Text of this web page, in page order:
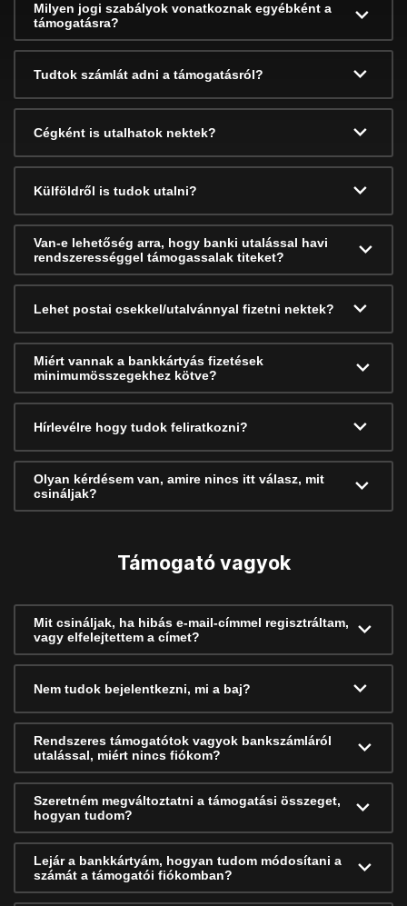
Milyen jogi szabályok vonatkoznak egyébként a
támogatásra?
Tudtok számlát adni a támogatásról?
Cégként is utalhatok nektek?
Külföldről is tudok utalni?
Van-e lehetőség arra, hogy banki utalással havi
rendszerességgel támogassalak titeket?
Lehet postai csekkel/utalvánnyal fizetni nektek?
Miért vannak a bankkártyás fizetések
minimumösszegekhez kötve?
Hírlevélre hogy tudok feliratkozni?
Olyan kérdésem van, amire nincs itt válasz, mit
csináljak?
Támogató vagyok
Mit csináljak, ha hibás e-mail-címmel regisztráltam,
vagy elfelejtettem a címet?
Nem tudok bejelentkezni, mi a baj?
Rendszeres támogatótok vagyok bankszámláról
utalással, miért nincs fiókom?
Szeretném megváltoztatni a támogatási összeget,
hogyan tudom?
Lejár a bankkártyám, hogyan tudom módosítani a
számát a támogatói fiókomban?